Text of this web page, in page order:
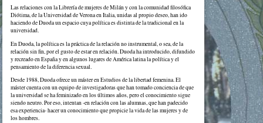
Las relaciones con la Librería de mujeres de Milán y con la comunidad filosófica
Diótima, de la Universidad de Verona en Italia, unidas al propio deseo, han ido
haciendo de Duoda un espacio cuya política es distinta de la tradicional en la
universidad.
En Duoda, la política es la práctica de la relación no instrumental, o sea, de la
relación sin fin, por el gusto de estar en relación. Duoda ha introducido, difundido
y recreado en España y en algunos lugares de América latina la política y el
pensamiento de la diferencia sexual.
Desde 1988, Duoda ofrece un máster en Estudios de la libertad femenina. El
máster cuenta con un equipo de investigadoras que han tomado conciencia de que
la universidad se ha feminizado en los últimos años, pero el conocimiento sigue
siendo neutro. Por eso, intentan -en relación con las alumnas, que han padecido
esa experiencia- hacer un conocimiento que propicie la vida de las mujeres y de
los hombres.